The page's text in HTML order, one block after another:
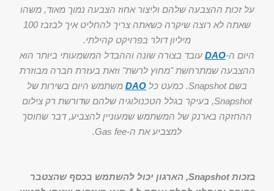
על זכות ההצבעה שלהם וליצור אחוז הצבעה נמוך מאוד, משהו
שאתה לא רוצה שיקרה כשאתה צריך להחליט איך לבזבז 100
מיליון דולר בפרויקט קהילתי.
היום ה-DAO עובד בצורה שונה וההבדל המשמעותי ביותר הוא
ההצבעה שמתרחשת "מחוץ לרשת" וזאת בעזרת חברה מבוזרת
בשם Snapshot. כמעט כל
DAO משתמש היום בשירות של
Snapshot, בעיקר בגלל הטכנולוגיה שלהם שדורשת רק צילום
ההחזקה בארנק של המשתמש שמעוניין להצביע, דבר שחוסך
למצביע את ה-Gas fee.
בזכות Snapshot, הארגון יכול להשתמש בכסף שהצטבר